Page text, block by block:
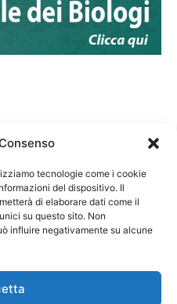
tecnologie come i cookie
del dispositivo. Il
di elaborare dati come il
su questo sito. Non
influire negativamente su alcune
Ordini dei Biologi:
www.fnob.it: Vincenzo